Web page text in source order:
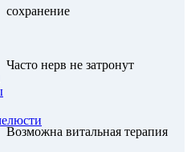
сохранение
Часто нерв не затронут
Возможна витальная терапия